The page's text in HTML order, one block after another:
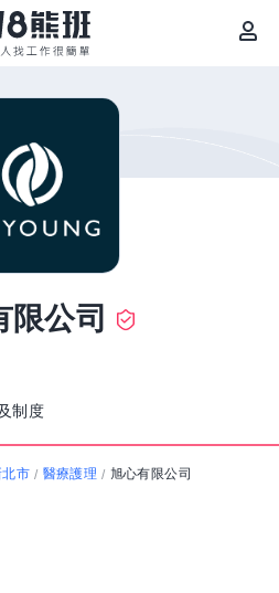
限公司
制度
北市 / 醫療護理 / 旭心有限公司